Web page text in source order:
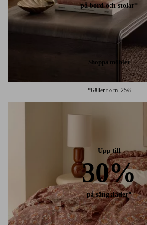
på bord och stolar*
Shoppa möbler
*Gäller t.o.m. 25/8
Upp till
30%
på sängkläder*